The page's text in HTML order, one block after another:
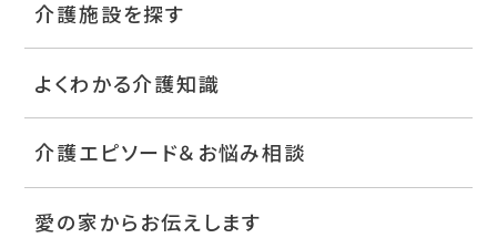
介護施設を探す
よくわかる介護知識
介護エピソード＆お悩み相談
愛の家からお伝えします